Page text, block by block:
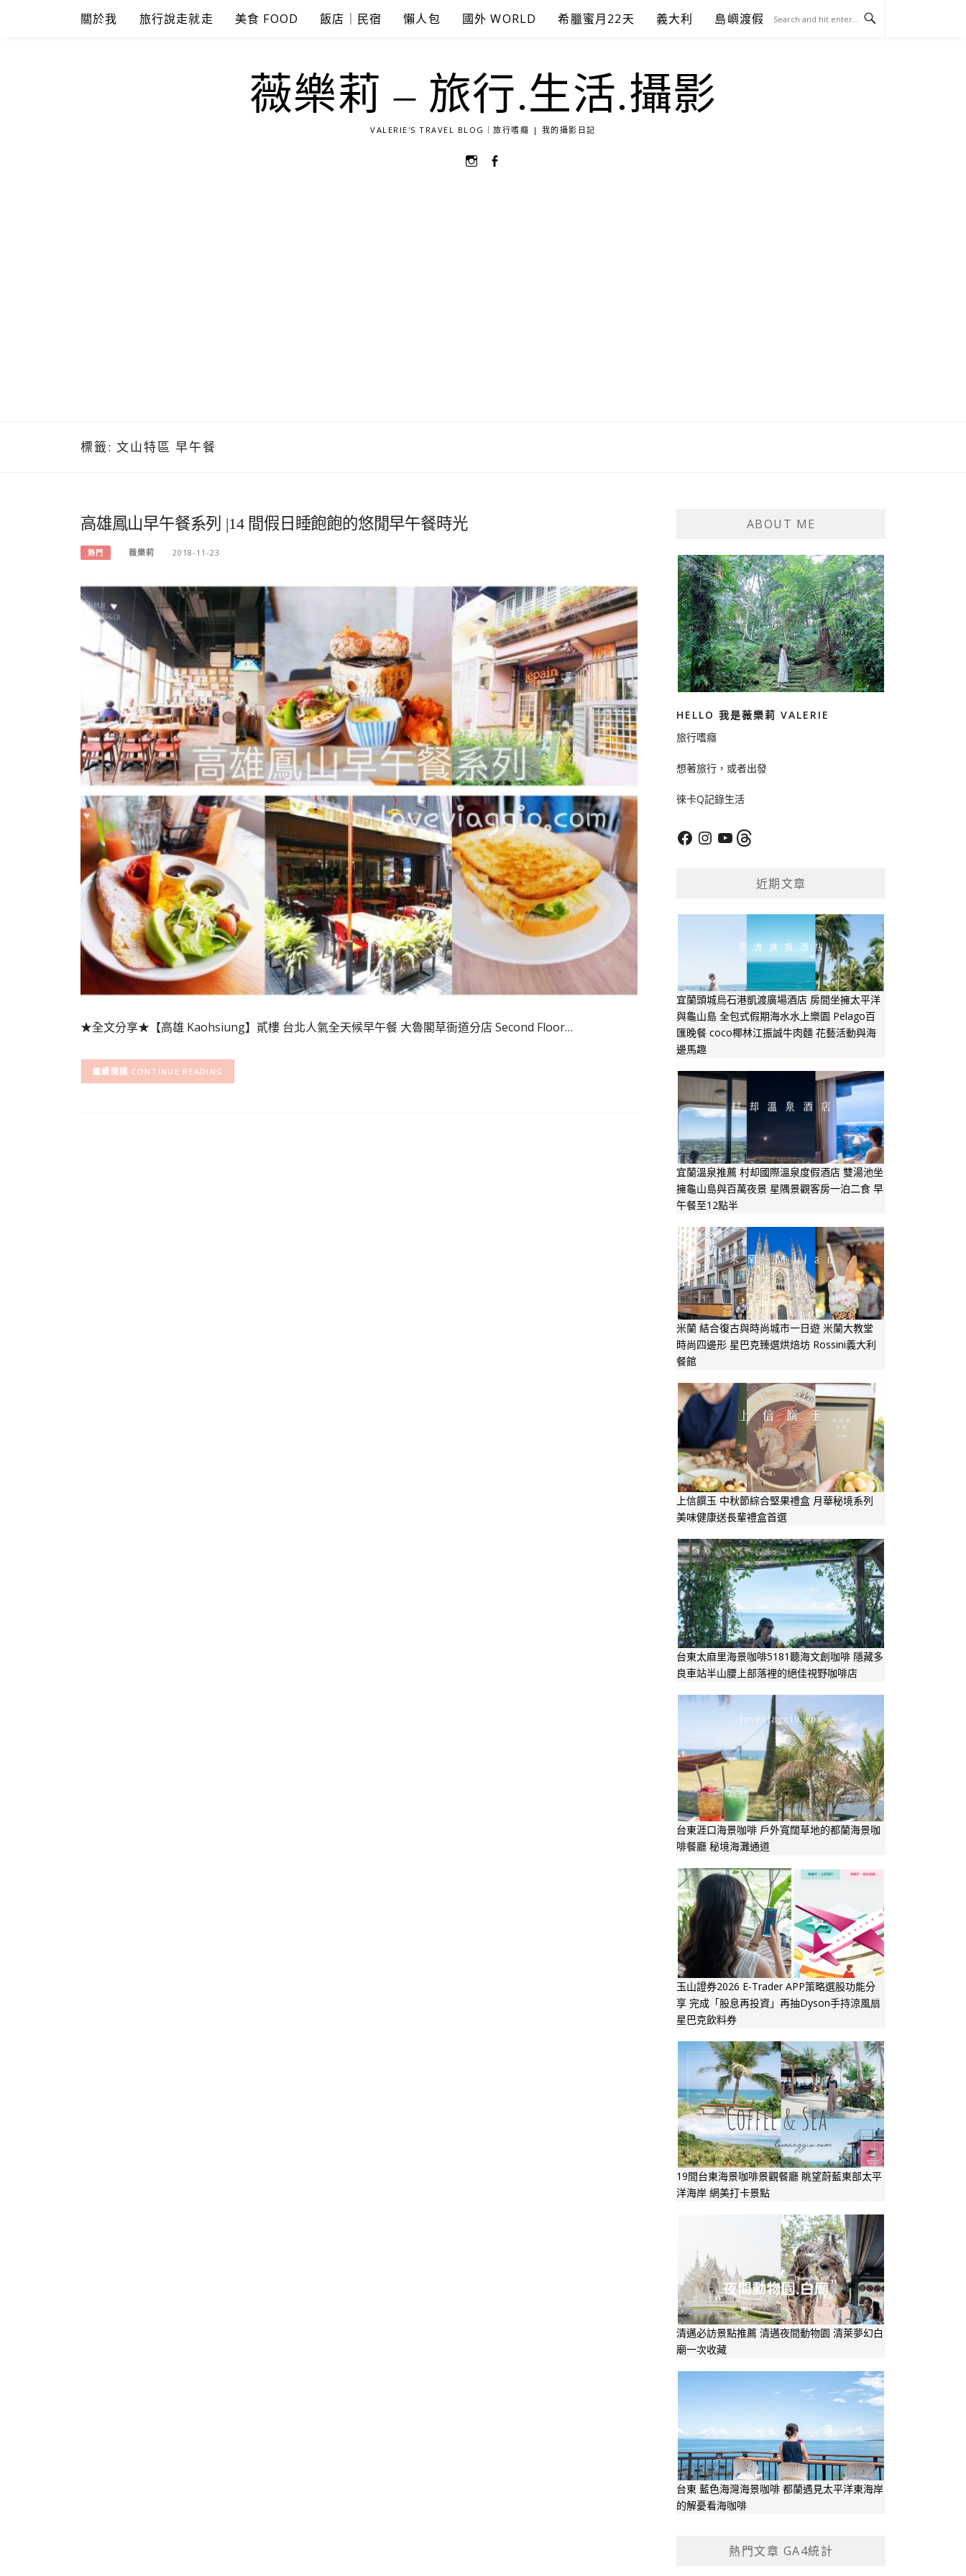
關於我 旅行說走就走 美食 FOOD 飯店｜民宿 懶人包 國外 WORLD 希臘蜜月22天 義大利 島嶼渡假
薇樂莉 – 旅行.生活.攝影
VALERIE'S TRAVEL BLOG｜旅行嗜癮 | 我的攝影日記
選
標籤: 文山特區 早午餐
高雄鳳山早午餐系列 |14 間假日睡飽飽的悠閒早午餐時光
熱門 薇樂莉 2018-11-23
★全文分享★【高雄 Kaohsiung】貳樓 台北人氣全天候早午餐 大魯閣草衙道分店 Second Floor…
CONTINUE READING
ABOUT ME
HELLO 我是薇樂莉 VALERIE
旅行嗜癮
想著旅行，或者出發
徠卡Q記錄生活
FacebookInstagram
YouTubeThreads
近期文章
宜蘭頭城烏石港凱渡廣場酒店 房間坐擁太平洋
與龜山島 全包式假期海水水上樂園 Pelago百
匯晚餐 coco椰林江振誠牛肉麵 花藝活動與海
邊馬趣
宜蘭溫泉推薦 村却國際溫泉度假酒店 雙湯池坐
擁龜山島與百萬夜景 星隅景觀客房一泊二食 早
午餐至12點半
米蘭 結合復古與時尚城市一日遊 米蘭大教堂
時尚四邊形 星巴克臻選烘焙坊 Rossini義大利
餐館
上信饌玉 中秋節綜合堅果禮盒 月華秘境系列
美味健康送長輩禮盒首選
台東太麻里海景咖啡5181聽海文創咖啡 隱藏多
良車站半山腰上部落裡的絕佳視野咖啡店
台東涯口海景咖啡 戶外寬闊草地的都蘭海景咖
啡餐廳 秘境海灘通道
玉山證券2026 E-Trader APP策略選股功能分
享 完成「股息再投資」再抽Dyson手持涼風扇
星巴克飲料券
19間台東海景咖啡景觀餐廳 眺望蔚藍東部太平
洋海岸 網美打卡景點
清邁必訪景點推薦 清邁夜間動物園 清萊夢幻白
廟一次收藏
台東 藍色海灣海景咖啡 都蘭遇見太平洋東海岸
的解憂看海咖啡
熱門文章 GA4統計